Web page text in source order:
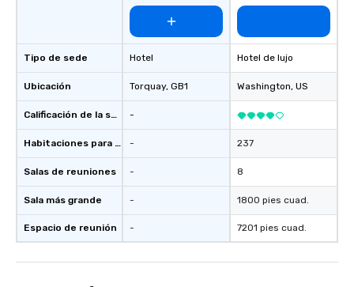
Tipo de sede
Ubicación
Calificación de la sede
Habitaciones para huéspedes
Salas de reuniones
Sala más grande
Espacio de reunión
Hotel
Torquay, GB1
-
-
-
-
-
Hotel de lujo
Washington, US
237
8
1800 pies cuad.
7201 pies cuad.